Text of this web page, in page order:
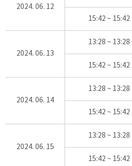
2024. 06. 12
15:42 ~ 15:42
2024. 06. 13
13:28 ~ 13:28
15:42 ~ 15:42
2024. 06. 14
13:28 ~ 13:28
15:42 ~ 15:42
2024. 06. 15
13:28 ~ 13:28
15:42 ~ 15:42